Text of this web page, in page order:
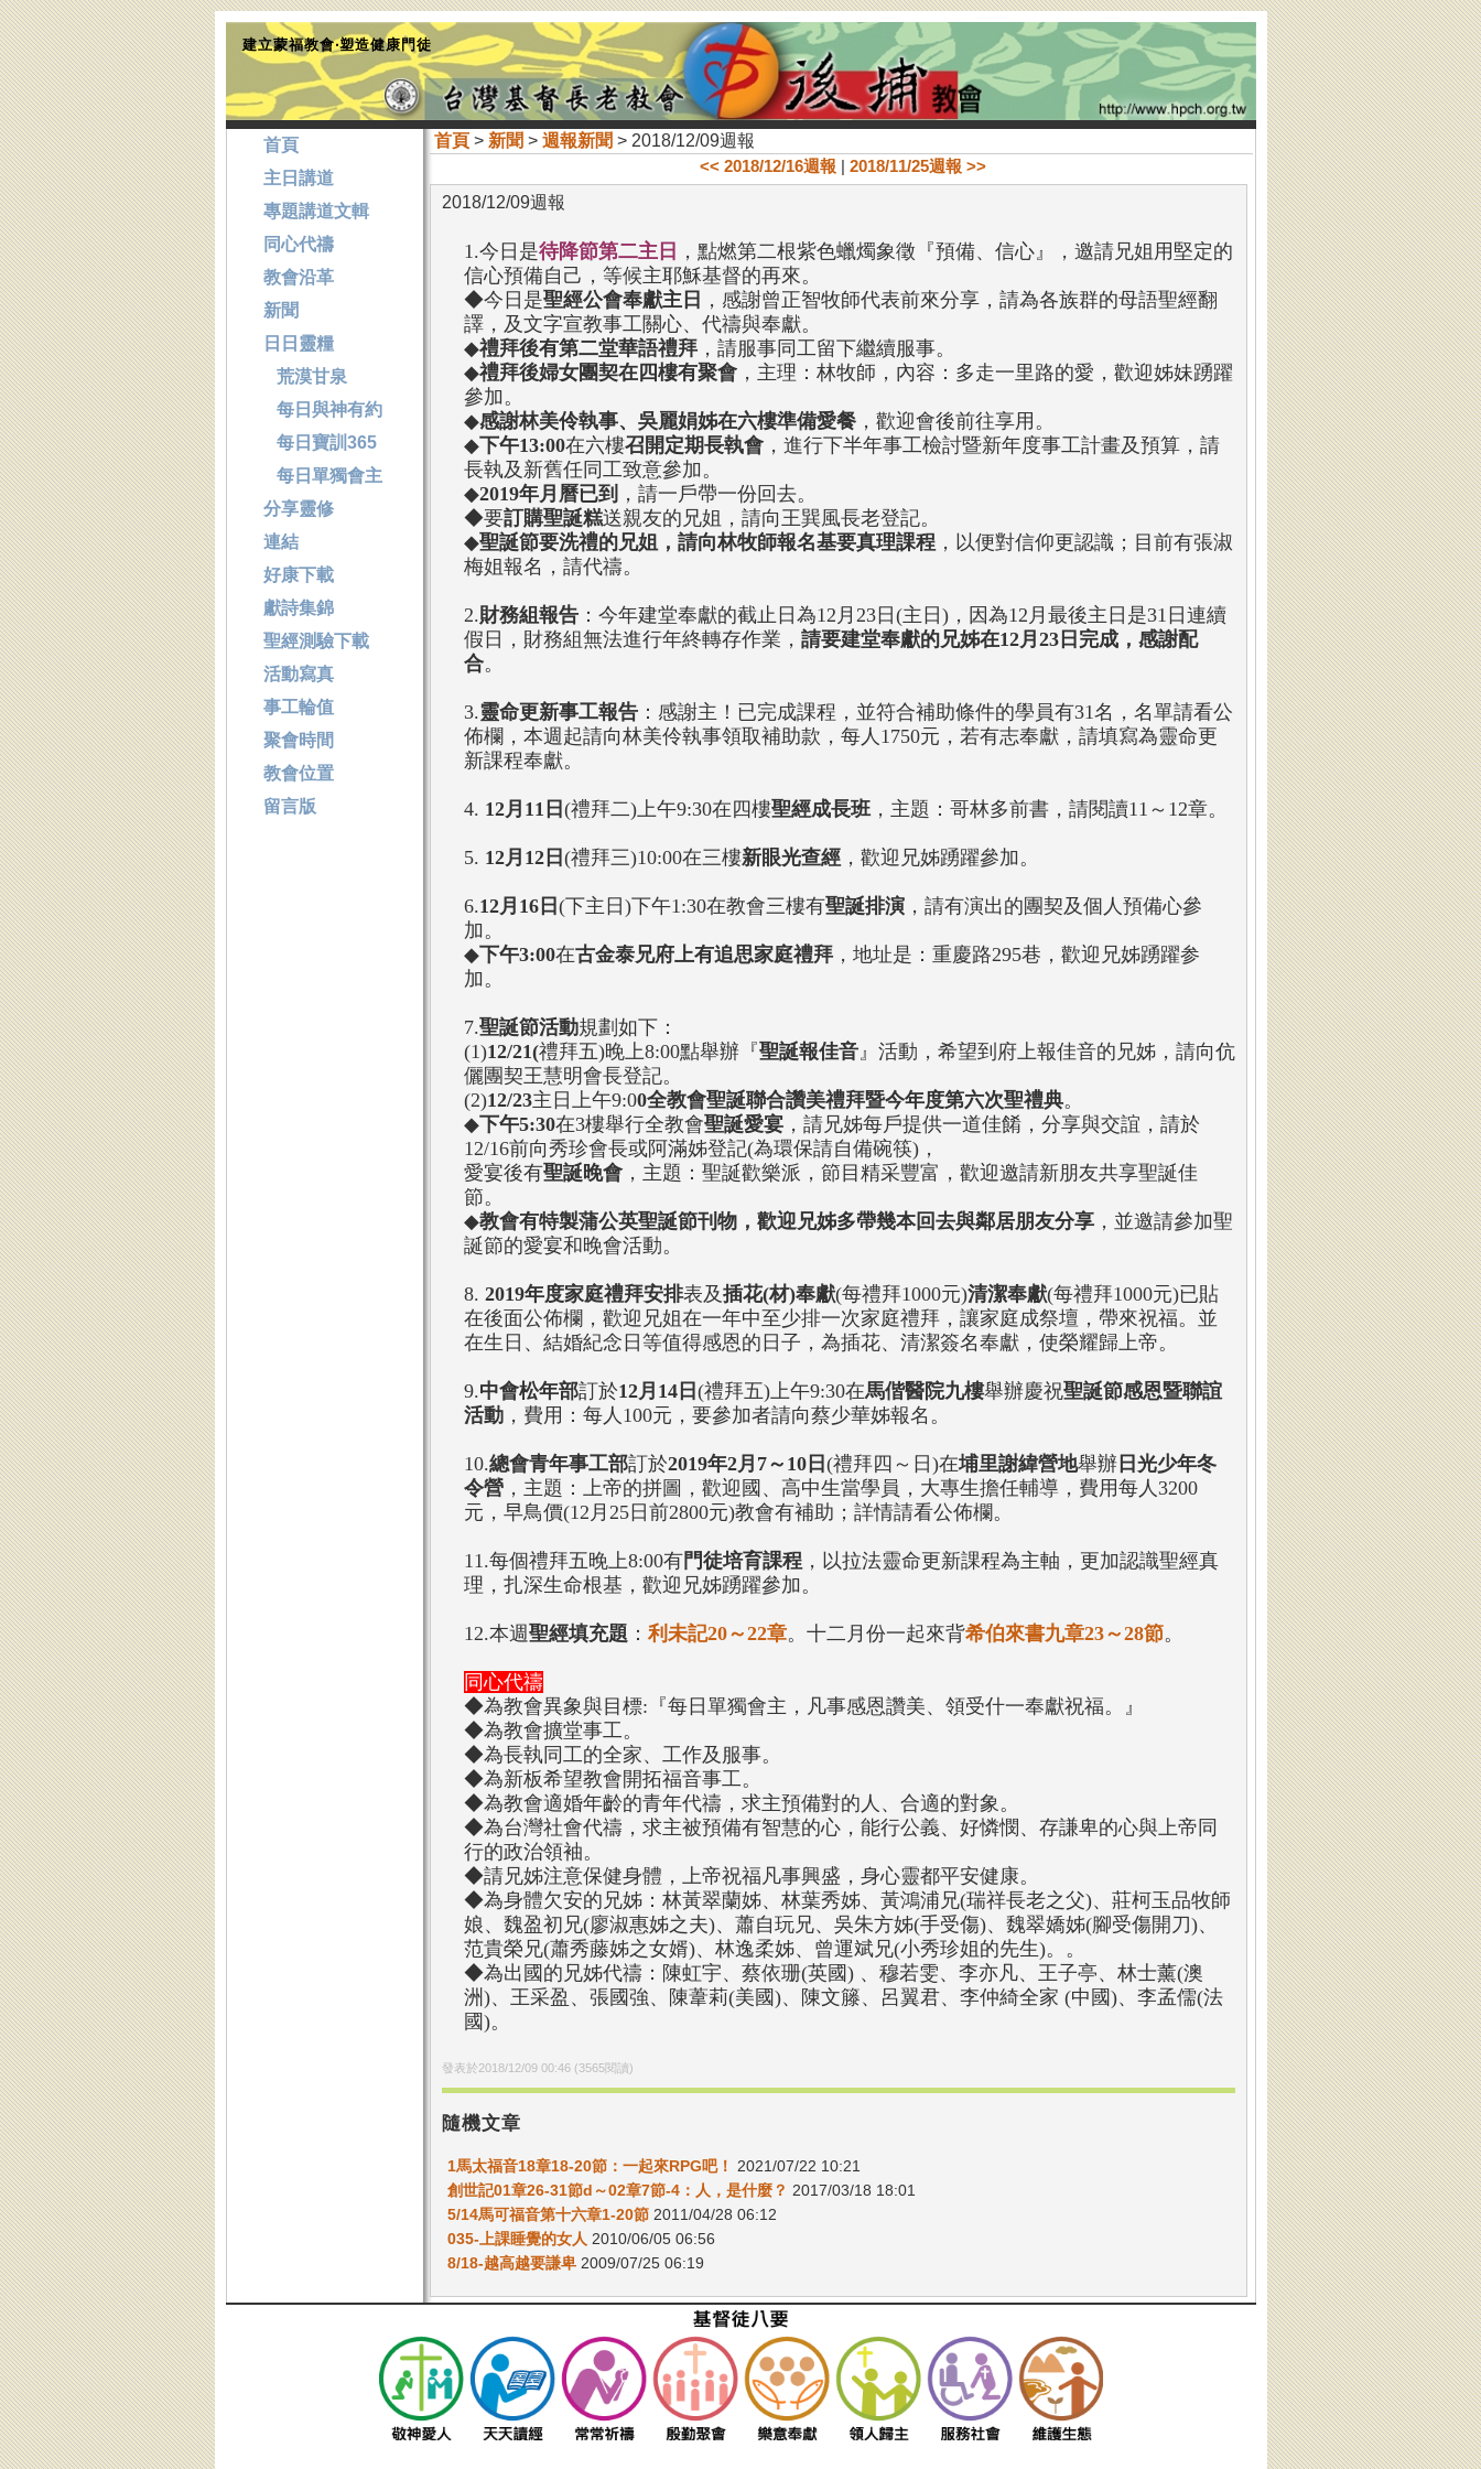
建立蒙福教會‧塑造健康門徒
首頁> 新聞 > 週報新聞 > 2018/12/09週報
<< 2018/12/16週報 | 2018/11/25週報 >>
2018/12/09週報
1.今日是待降節第二主日 ，點燃第二根紫色蠟燭象徵『預備、信心』，邀請兄姐用堅定的
信心預備自己，等候主耶穌基督的再來。
◆今日是聖經公會奉獻主日 ，感謝曾正智牧師代表前來分享，請為各族群的母語聖經翻
譯，及文字宣教事工關心、代禱與奉獻。
◆禮拜後有第二堂華語禮拜，請服事同工留下繼續服事。
◆禮拜後婦女團契在四樓有聚會，主理：林牧師，內容：多走一里路的愛，歡迎姊妹踴躍
參加。
◆感謝林美伶執事、吳麗娟姊在六樓準備愛餐，歡迎會後前往享用。
◆下午13:00在六樓召開定期長執會，進行下半年事工檢討暨新年度事工計畫及預算，請
長執及新舊任同工致意參加。
◆2019年月曆已到 ，請一戶帶一份回去。
◆要訂購聖誕糕送親友的兄姐，請向王巽風長老登記。
◆聖誕節要洗禮的兄姐，請向林牧師報名基要真理課程，以便對信仰更認識；目前有張淑
梅姐報名，請代禱。
2.財務組報告：今年建堂奉獻的截止日為12月23日(主日)，因為12月最後主日是31日連續
假日，財務組無法進行年終轉存作業， 請要建堂奉獻的兄姊在12月23日完成，感謝配
合。
3.靈命更新事工報告：感謝主！已完成課程，並符合補助條件的學員有31名，名單請看公
佈欄，本週起請向林美伶執事領取補助款，每人1750元，若有志奉獻，請填寫為靈命更
新課程奉獻。
4. 12月11日 (禮拜二)上午9:30在四樓聖經成長班，主題：哥林多前書，請閱讀11～12章。
5. 12月12日 (禮拜三)10:00在三樓新眼光查經，歡迎兄姊踴躍參加。
6.12月16日 (下主日)下午1:30在教會三樓有聖誕排演，請有演出的團契及個人預備心參
加。
◆下午3:00在古金泰兄府上有追思家庭禮拜，地址是：重慶路295巷，歡迎兄姊踴躍参
加。
7.聖誕節活動規劃如下：
(1)12/21(禮拜五)晚上8:00點舉辦『聖誕報佳音』活動，希望到府上報佳音的兄姊，請向伉
儷團契王慧明會長登記。
(2)12/23主日上午9:00全教會聖誕聯合讚美禮拜暨今年度第六次聖禮典。
◆下午5:30在3樓舉行全教會聖誕愛宴，請兄姊每戶提供一道佳餚，分享與交誼，請於
12/16前向秀珍會長或阿滿姊登記(為環保請自備碗筷)，
愛宴後有聖誕晚會，主題：聖誕歡樂派，節目精采豐富，歡迎邀請新朋友共享聖誕佳
節。
◆教會有特製蒲公英聖誕節刊物，歡迎兄姊多帶幾本回去與鄰居朋友分享，並邀請參加聖
誕節的愛宴和晚會活動。
8. 2019年度家庭禮拜安排表及插花(材)奉獻(每禮拜1000元)清潔奉獻(每禮拜1000元)已貼
在後面公佈欄，歡迎兄姐在一年中至少排一次家庭禮拜，讓家庭成祭壇，帶來祝福。並
在生日、結婚紀念日等值得感恩的日子，為插花、清潔簽名奉獻，使榮耀歸上帝。
9.中會松年部訂於12月14日 (禮拜五)上午9:30在馬偕醫院九樓舉辦慶祝聖誕節感恩暨聯誼
活動，費用：每人100元，要參加者請向蔡少華姊報名。
10.總會青年事工部訂於2019年2月7～10日 (禮拜四～日)在埔里謝緯營地舉辦日光少年冬
令營，主題：上帝的拼圖，歡迎國、高中生當學員，大專生擔任輔導，費用每人3200
元，早鳥價(12月25日前2800元)教會有補助；詳情請看公佈欄。
11.每個禮拜五晚上8:00有門徒培育課程，以拉法靈命更新課程為主軸，更加認識聖經真
理，扎深生命根基，歡迎兄姊踴躍參加。
12.本週聖經填充題 ： 利未記20～22章。十二月份一起來背希伯來書九章23～28節。
同心代禱
◆為教會異象與目標:『每日單獨會主，凡事感恩讚美、領受什一奉獻祝福。』
◆為教會擴堂事工。
◆為長執同工的全家、工作及服事。
◆為新板希望教會開拓福音事工。
◆為教會適婚年齡的青年代禱，求主預備對的人、合適的對象。
◆為台灣社會代禱，求主被預備有智慧的心，能行公義、好憐憫、存謙卑的心與上帝同
行的政治領袖。
◆請兄姊注意保健身體，上帝祝福凡事興盛，身心靈都平安健康。
◆為身體欠安的兄姊：林黃翠蘭姊、林葉秀姊、黃鴻浦兄(瑞祥長老之父)、莊柯玉品牧師
娘、魏盈初兄(廖淑惠姊之夫)、蕭自玩兄、吳朱方姊(手受傷)、魏翠嬌姊(腳受傷開刀)、
范貴榮兄(蕭秀藤姊之女婿)、 林逸柔姊、曾運斌兄(小秀珍姐的先生)。。
◆為出國的兄姊代禱：陳虹宇、蔡依珊(英國) 、穆若雯、李亦凡、王子亭、林士薰(澳
洲)、王采盈、張國強、陳葦莉(美國)、陳文籐、呂翼君、李仲綺全家 (中國)、李孟儒(法
國)。
發表於2018/12/09 00:46(3565閱讀)
隨機文章
1馬太福音18章18-20節：一起來RPG吧！
2021/07/22 10:21
創世記01章26-31節d～02章7節-4：人，是什麼？ 2017/03/18 18:01
5/14馬可福音第十六章1-20節2011/04/28 06:12
035-上課睡覺的女人 2010/06/05 06:56
8/18-越高越要謙卑2009/07/25 06:19
首頁
主日講道
專題講道文輯
同心代禱
教會沿革
新聞
日日靈糧
荒漠甘泉
每日與神有約
每日寶訓365
每日單獨會主
分享靈修
連結
好康下載
獻詩集錦
聖經測驗下載
活動寫真
事工輪值
聚會時間
教會位置
留言版